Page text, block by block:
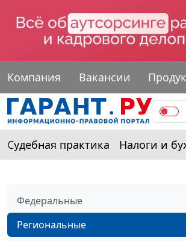
Компания Вакансии
Судебная практика Налоги и
Федеральные
Региональные